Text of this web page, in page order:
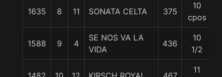
1635 8 11 SONATA CELTA 375
10
cpos
1588 9 4
SE NOS VA LA
VIDA
436
10
1/2
11